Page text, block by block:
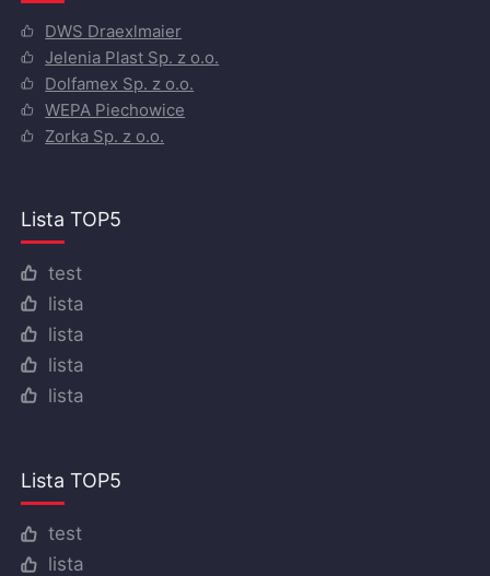
DWS Draexlmaier
Jelenia Plast Sp. z o.o.
Dolfamex Sp. z o.o.
WEPA Piechowice
Zorka Sp. z o.o.
Lista TOP5
test
lista
lista
lista
lista
Lista TOP5
test
lista